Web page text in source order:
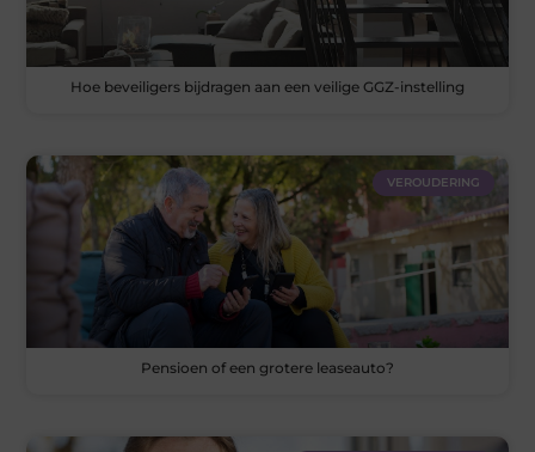
Hoe beveiligers bijdragen aan een veilige GGZ-instelling
VEROUDERING
Pensioen of een grotere leaseauto?